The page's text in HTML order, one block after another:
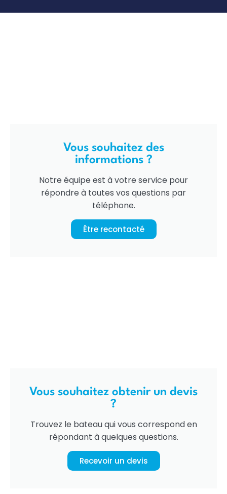
Vous souhaitez des
informations ?
Notre équipe est à votre service pour
répondre à toutes vos questions par
téléphone.
Être recontacté
Vous souhaitez obtenir un devis
?
Trouvez le bateau qui vous correspond en
répondant à quelques questions.
Recevoir un devis